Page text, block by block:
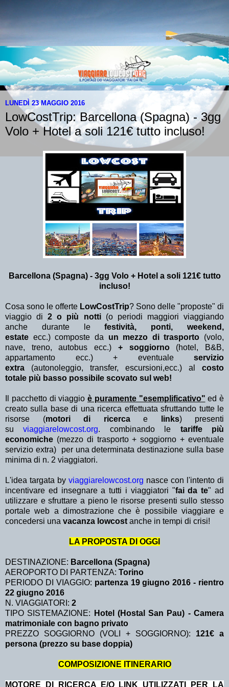
LUNEDÌ 23 MAGGIO 2016
LowCostTrip: Barcellona (Spagna) - 3gg
Volo + Hotel a soli 121€ tutto incluso!
Barcellona (Spagna) - 3gg Volo + Hotel a soli 121€ tutto
incluso!
Cosa sono le offerte LowCostTrip? Sono delle "proposte" di
viaggio di2 o più notti (o periodi maggiori viaggiando
anche durante lefestività, ponti, weekend,
estate ecc.) composte da un mezzo di trasporto (volo,
nave, treno, autobus ecc.) + soggiorno(hotel, B&B,
appartamento ecc.) + eventuale servizio
extra (autonoleggio, transfer, escursioni,ecc.) al costo
totale più basso possibile scovato sul web!
Il pacchetto di viaggio è puramente "esemplificativo" ed è
creato sulla base di una ricerca effettuata sfruttando tutte le
risorse (motori di ricerca e links) presenti
suviaggiarelowcost.org. combinando le tariffe più
economiche (mezzo di trasporto + soggiorno + eventuale
servizio extra)
per una determinata destinazione sulla base
minima di n. 2 viaggiatori.
L'idea targata by viaggiarelowcost.org nasce con l'intento di
incentivare ed insegnare a tutti i viaggiatori "fai da te" ad
utilizzare e sfruttare a pieno le risorse presenti sullo stesso
portale web a dimostrazione che è possibile viaggiare e
concedersi una vacanza lowcost anche in tempi di crisi!
LA PROPOSTA DI OGGI
DESTINAZIONE: Barcellona (Spagna)
AEROPORTO DI PARTENZA: Torino
PERIODO DI VIAGGIO: partenza 19 giugno 2016 - rientro
22 giugno 2016
N. VIAGGIATORI: 2
TIPO SISTEMAZIONE:
Hotel (Hostal San Pau) - Camera
matrimoniale con bagno privato
PREZZO SOGGIORNO (VOLI + SOGGIORNO): 121€ a
persona (prezzo su base doppia)
COMPOSIZIONE ITINERARIO
MOTORE DI RICERCA E/O LINK UTILIZZATI PER LA